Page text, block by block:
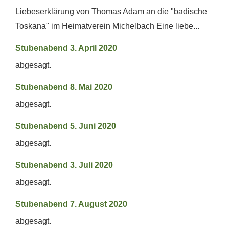
Liebeserklärung von Thomas Adam an die "badische
Toskana" im Heimatverein Michelbach Eine liebe...
Stubenabend 3. April 2020
abgesagt.
Stubenabend 8. Mai 2020
abgesagt.
Stubenabend 5. Juni 2020
abgesagt.
Stubenabend 3. Juli 2020
abgesagt.
Stubenabend 7. August 2020
abgesagt.